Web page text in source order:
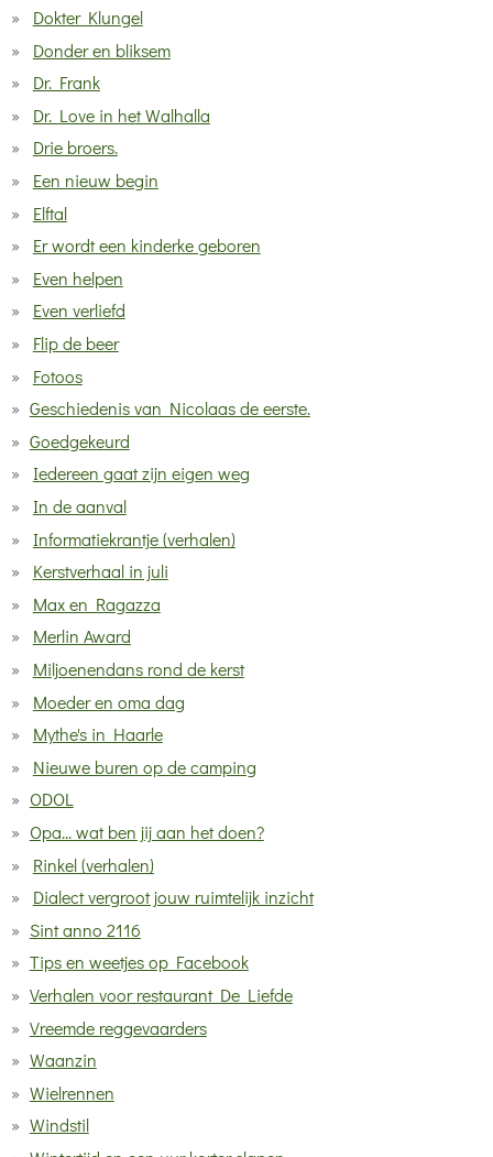
Dokter Klungel
Donder en bliksem
Dr. Frank
Dr. Love in het Walhalla
Drie broers.
Een nieuw begin
Elftal
Er wordt een kinderke geboren
Even helpen
Even verliefd
Flip de beer
Fotoos
Geschiedenis van Nicolaas de eerste.
Goedgekeurd
Iedereen gaat zijn eigen weg
In de aanval
Informatiekrantje (verhalen)
Kerstverhaal in juli
Max en Ragazza
Merlin Award
Miljoenendans rond de kerst
Moeder en oma dag
Mythe's in Haarle
Nieuwe buren op de camping
ODOL
Opa... wat ben jij aan het doen?
Rinkel (verhalen)
Dialect vergroot jouw ruimtelijk inzicht
Sint anno 2116
Tips en weetjes op Facebook
Verhalen voor restaurant De Liefde
Vreemde reggevaarders
Waanzin
Wielrennen
Windstil